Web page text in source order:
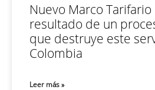
Nuevo Marco Tarifario
resultado de un
que destruye este
Colombia
Leer más »